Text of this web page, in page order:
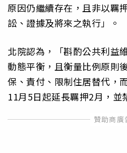
原因仍繼續存在，且非以羈
訟、證據及將來之執行」。
北院認為，「斟酌公共利益
動態平衡，且衡量比例原則
保、責付、限制住居替代，
11月5日起延長羈押2月，並